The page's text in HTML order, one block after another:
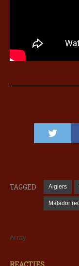
TAGGED Algiers
Matador
Array